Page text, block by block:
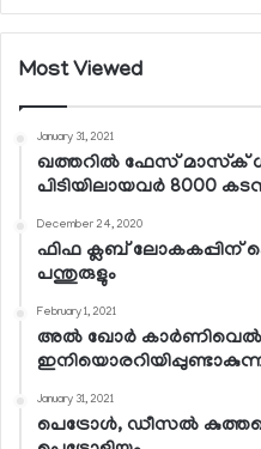
Most Viewed
January 31, 2021
ഖത്തറില്‍ ഫേസ് മാസ്‌ക്
പിടിയിലായവര്‍ 8000
December 24, 2020
ഫിഫ ക്ലബ് ലോകകപ്പിന്
പന്തുരുളും
February 1, 2021
അല്‍ ഖോര്‍ കാര്‍ണിവെല്‍
January 31, 2021
പെട്രോള്‍, ഡീസല്‍